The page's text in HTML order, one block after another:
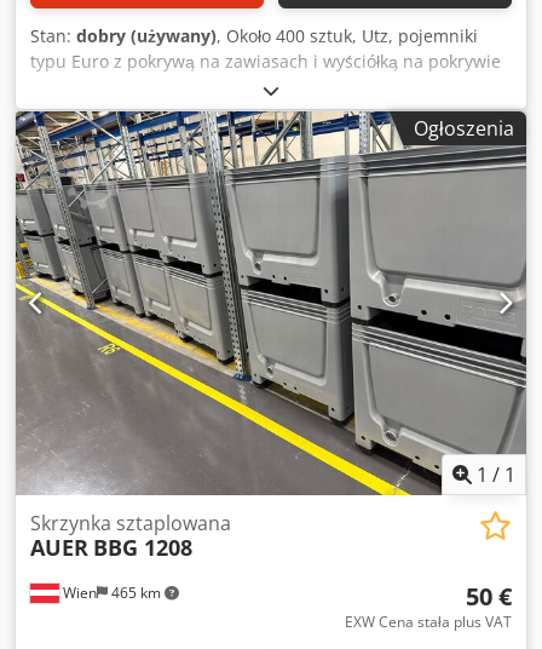
Stan: dobry (używany), Około 400 sztuk, Utz, pojemniki
typu Euro z pokrywą na zawiasach i wyściółką na pokrywie
(około 40x30x12 cm) – używane: Cena przy zakupie całej
partii z miejsca składowania: 1500,00 EUR (netto)!
Producent: UTZ Codszqzp Sepfx Aiceha Typ: Rok produkcji:
nieznany Wymiary (dł. x szer. x wys.): około 40 cm x 30 cm x
12 cm z wyściółką na pokrywie Stan: dobry, u około 25%
pojemników zawias jest uszkodzony, ale pojemniki można
bez problemu otwierać i zamykać Dostępność: od zaraz
Miejsce składowania: Lipsk
Ogłoszenia
1 / 1
Wien 465 km
Skrzynka sztaplowana
AUER BBG 1208
50 €
EXW Cena stała plus VAT